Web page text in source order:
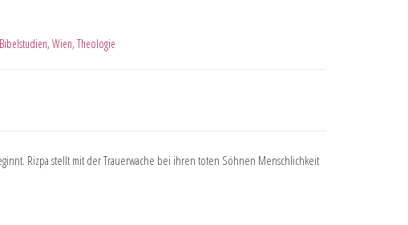
Bibelstudien, Wien, Theologie
Rizpa stellt mit der Trauerwache bei ihren toten Söhnen Menschlichkeit